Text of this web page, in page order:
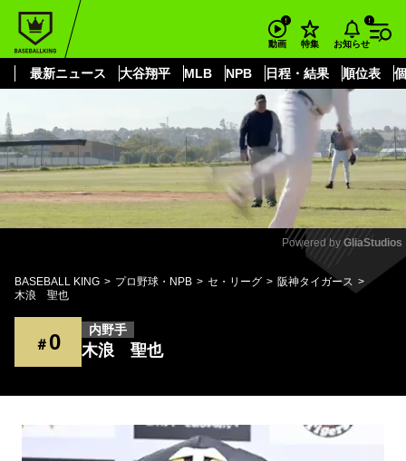
動画 特集 お知らせ
最新ニュース 大谷翔平 MLB NPB 日程・結果 順位表
もっと見る
Mute
Powered by GliaStudios
BASEBALL KING プロ野球・NPB セ・リーグ
阪神タイガース
木浪 聖也
＃ 0 内野手
木浪 聖也